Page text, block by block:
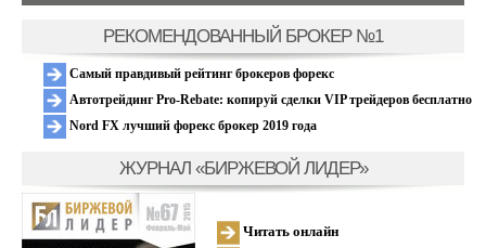
РЕКОМЕНДОВАННЫЙ БРОКЕР №1
Самый правдивый рейтинг брокеров форекс
Автотрейдинг Pro-Rebate: копируй сделки VIP трейдеров бесплатно
Nord FX лучший форекс брокер 2019 года
ЖУРНАЛ «БИРЖЕВОЙ ЛИДЕР»
Читать онлайн